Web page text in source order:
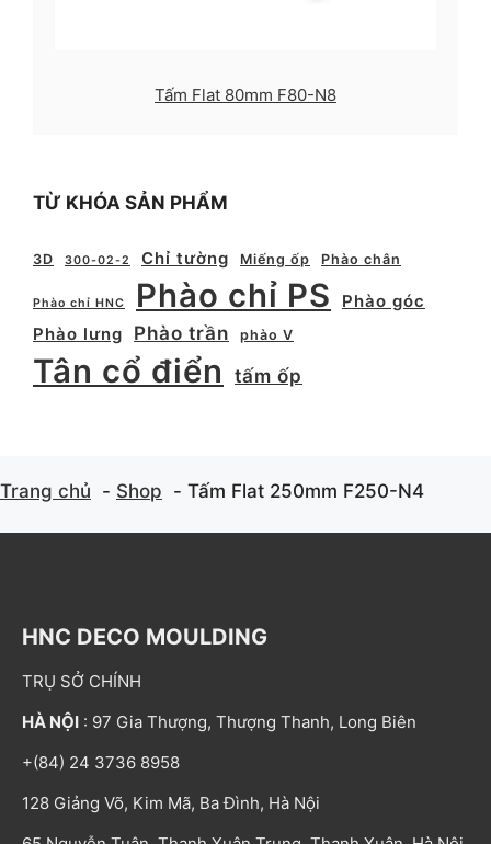
Tấm Flat 80mm F80-N8
TỪ KHÓA SẢN PHẨM
3D 300-02-2 Chỉ tường Miếng ốp Phào chân
Phào chỉ HNC Phào chỉ PS
Phào góc
Phào lưng
Phào trần phào V
Tân cổ điển tấm ốp
Trang chủ Shop Tấm Flat 250mm F250-N4
HNC DECO MOULDING
TRỤ SỞ CHÍNH
HÀ NỘI : 97 Gia Thượng, Thượng Thanh, Long Biên
+(84) 24 3736 8958
128 Giảng Võ, Kim Mã, Ba Đình, Hà Nội